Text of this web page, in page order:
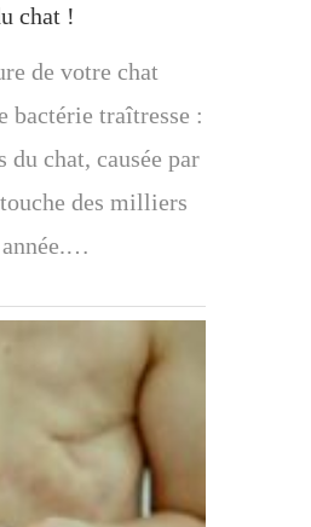
chat !
de votre chat
bactérie traîtresse :
chat, causée par
des milliers
année.…